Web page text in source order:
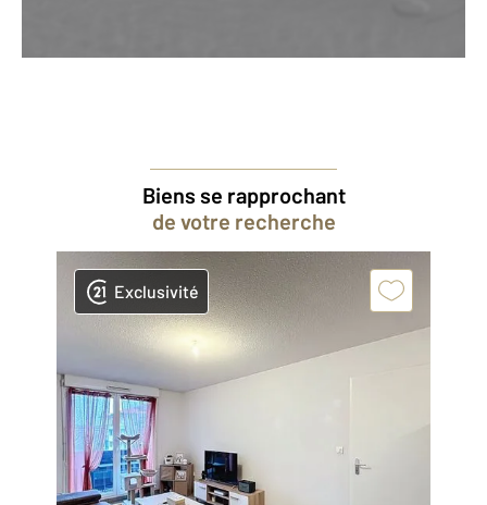
Biens se rapprochant
de votre recherche
Exclusivité